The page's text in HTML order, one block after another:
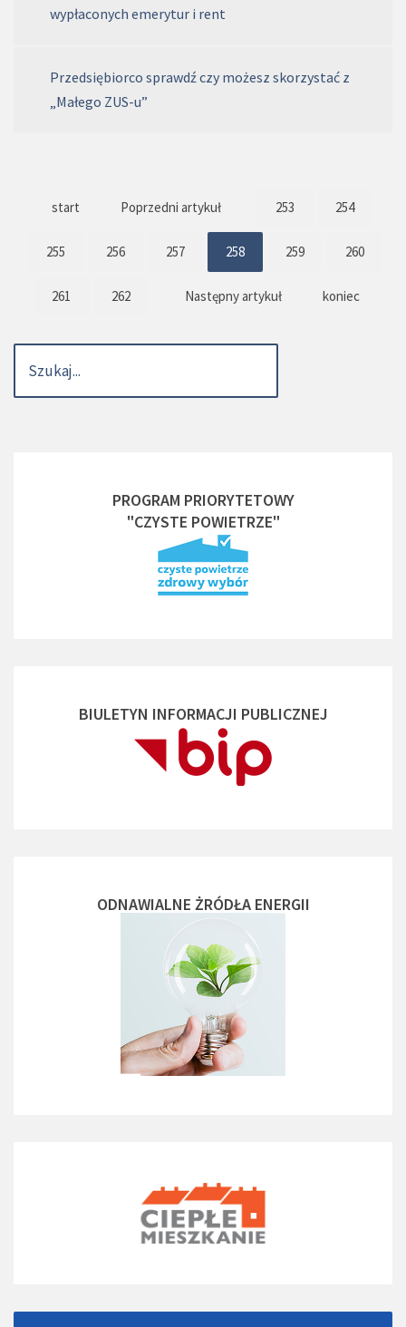
wypłaconych emerytur i rent
Przedsiębiorco sprawdź czy możesz skorzystać z
„Małego ZUS-u”
start Poprzedni artykuł 253 254
255 256 257 258 259 260
261 262 Następny artykuł koniec
PROGRAM PRIORYTETOWY
"CZYSTE POWIETRZE"
BIULETYN INFORMACJI PUBLICZNEJ
ODNAWIALNE ŻRÓDŁA ENERGII